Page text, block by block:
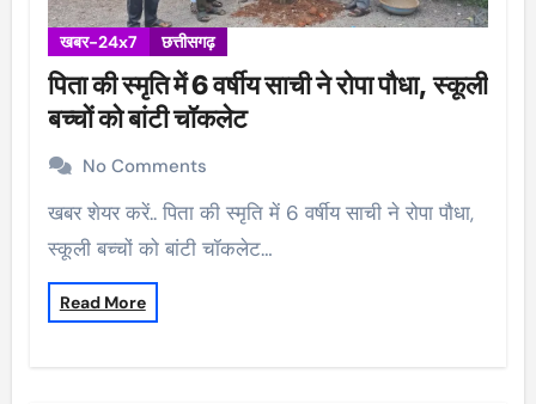
खबर-24x7 छत्तीसगढ़
पिता की स्मृति में 6 वर्षीय साची ने रोपा पौधा, स्कूली
बच्चों को बांटी चॉकलेट
No Comments
खबर शेयर करें.. पिता की स्मृति में 6 वर्षीय साची ने रोपा पौधा,
स्कूली बच्चों को बांटी चॉकलेट…
Read More